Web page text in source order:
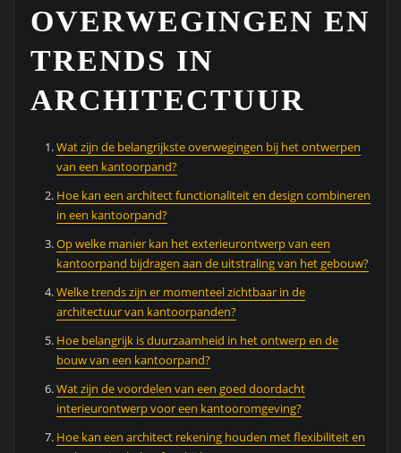
OVERWEGINGEN EN
TRENDS IN
ARCHITECTUUR
Wat zijn de belangrijkste overwegingen bij het ontwerpen
van een kantoorpand?
Hoe kan een architect functionaliteit en design combineren
in een kantoorpand?
Op welke manier kan het exterieurontwerp van een
kantoorpand bijdragen aan de uitstraling van het gebouw?
Welke trends zijn er momenteel zichtbaar in de
architectuur van kantoorpanden?
Hoe belangrijk is duurzaamheid in het ontwerp en de
bouw van een kantoorpand?
Wat zijn de voordelen van een goed doordacht
interieurontwerp voor een kantooromgeving?
Hoe kan een architect rekening houden met flexibiliteit en